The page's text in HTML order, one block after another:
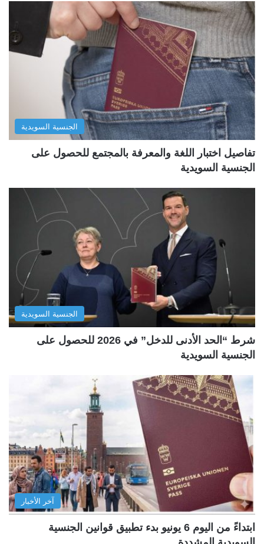
الجنسية السويدية
تفاصيل اختبار اللغة والمعرفة بالمجتمع للحصول على
الجنسية السويدية
الجنسية السويدية
شرط “الحد الأدنى للدخل” في 2026 للحصول على
الجنسية السويدية
آخر الأخبار
ابتداءً من اليوم 6 يونيو بدء تطبيق قوانين الجنسية